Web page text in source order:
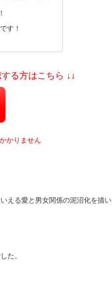
す！
る方はこちら ↓↓
かりません
える愛と男女関係の泥沼化を描い
た。